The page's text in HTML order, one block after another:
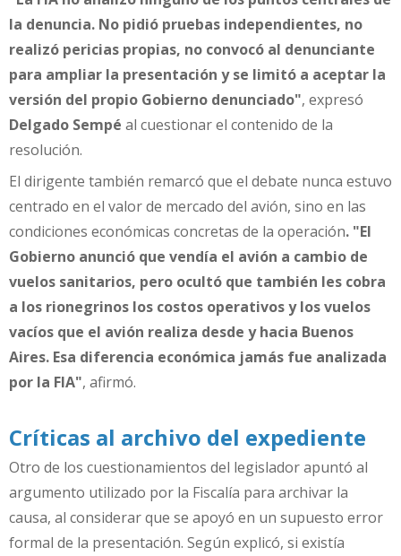
la denuncia. No pidió pruebas independientes, no
realizó pericias propias, no convocó al denunciante
para ampliar la presentación y se limitó a aceptar la
versión del propio Gobierno denunciado", expresó
Delgado Sempé al cuestionar el contenido de la
resolución.
El dirigente también remarcó que el debate nunca estuvo
centrado en el valor de mercado del avión, sino en las
condiciones económicas concretas de la operación. "El
Gobierno anunció que vendía el avión a cambio de
vuelos sanitarios, pero ocultó que también les cobra
a los rionegrinos los costos operativos y los vuelos
vacíos que el avión realiza desde y hacia Buenos
Aires. Esa diferencia económica jamás fue analizada
por la FIA", afirmó.
Críticas al archivo del expediente
Otro de los cuestionamientos del legislador apuntó al
argumento utilizado por la Fiscalía para archivar la
causa, al considerar que se apoyó en un supuesto error
formal de la presentación. Según explicó, si existía